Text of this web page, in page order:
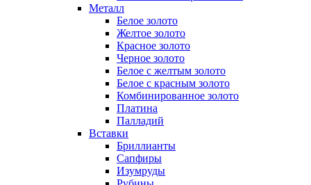
Металл
Белое золото
Желтое золото
Красное золото
Черное золото
Белое с желтым золото
Белое с красным золото
Комбинированное золото
Платина
Палладий
Вставки
Бриллианты
Сапфиры
Изумруды